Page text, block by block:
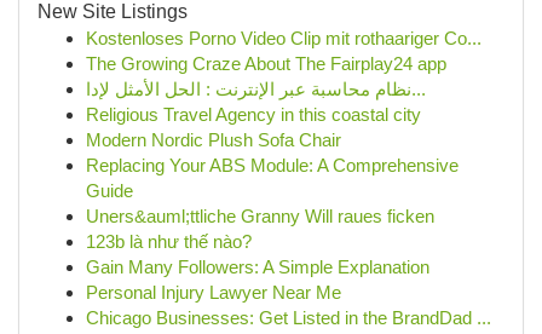
New Site Listings
Kostenloses Porno Video Clip mit rothaariger Co...
The Growing Craze About The Fairplay24 app
نظام محاسبة عبر الإنترنت : الحل الأمثل لإدا...
Religious Travel Agency in this coastal city
Modern Nordic Plush Sofa Chair
Replacing Your ABS Module: A Comprehensive
Guide
Uners&auml;ttliche Granny Will raues ficken
123b là như thế nào?
Gain Many Followers: A Simple Explanation
Personal Injury Lawyer Near Me
Chicago Businesses: Get Listed in the BrandDad ...